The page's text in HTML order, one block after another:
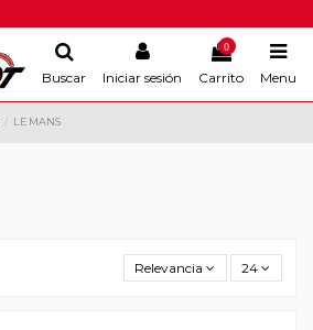
Buscar Iniciar sesión
0
Carrito Menu
LE MANS
Relevancia 24